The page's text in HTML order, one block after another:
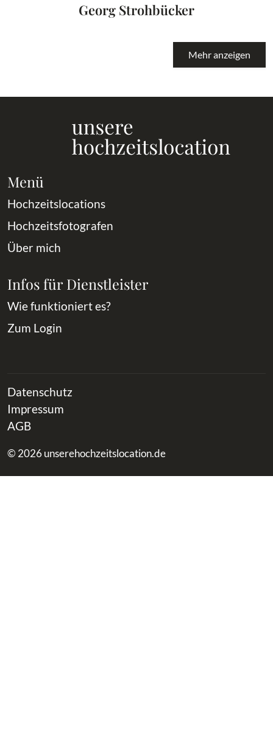
Georg Strohbücker
Mehr anzeigen
Menü
Hochzeitslocations
Hochzeitsfotografen
Über mich
Infos für Dienstleister
Wie funktioniert es?
Zum Login
Datenschutz
Impressum
AGB
© 2026 unserehochzeitslocation.de